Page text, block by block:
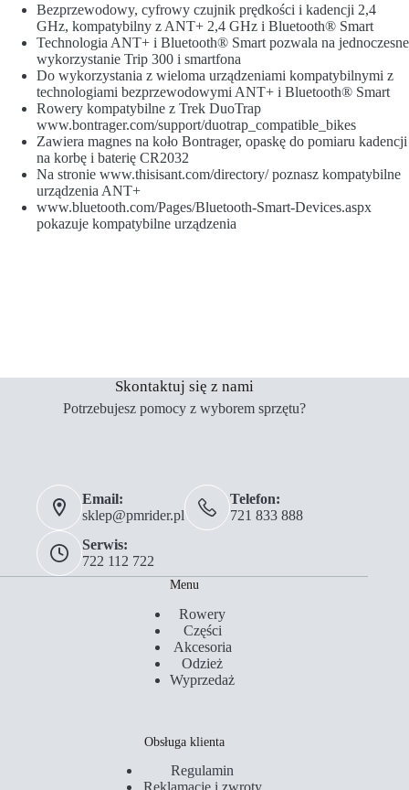
Bezprzewodowy, cyfrowy czujnik prędkości i kadencji 2,4
GHz, kompatybilny z ANT+ 2,4 GHz i Bluetooth® Smart
Technologia ANT+ i Bluetooth® Smart pozwala na jednoczesne
wykorzystanie Trip 300 i smartfona
Do wykorzystania z wieloma urządzeniami kompatybilnymi z
technologiami bezprzewodowymi ANT+ i Bluetooth® Smart
Rowery kompatybilne z Trek DuoTrap
www.bontrager.com/support/duotrap_compatible_bikes
Zawiera magnes na koło Bontrager, opaskę do pomiaru kadencji
na korbę i baterię CR2032
Na stronie www.thisisant.com/directory/ poznasz kompatybilne
urządzenia ANT+
www.bluetooth.com/Pages/Bluetooth-Smart-Devices.aspx
pokazuje kompatybilne urządzenia
Skontaktuj się z nami
Potrzebujesz pomocy z wyborem sprzętu?
Email:
sklep@pmrider.pl
Telefon:
721 833 888
Serwis:
722 112 722
Menu
Rowery
Części
Akcesoria
Odzież
Wyprzedaż
Obsługa klienta
Regulamin
Reklamacje i zwroty